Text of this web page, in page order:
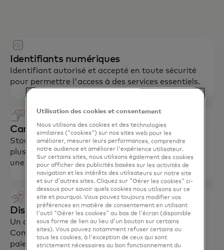
Identifiants numériques
Identifiant autorisé et accepté en toute sécurité
pour permettre l'access à des services essentiels.
Carte
Stockez les informations d'identification pour
plusieurs produits et données sur une carte avec
une option de paiement Mastercard.
Dispositif de point d'interaction (POI)
Un appareil intelligent avec le logiciel propriétaire
Community Pass qui permet l'acceptation des
paiements.
Utilisation des cookies et consentement
Nous utilisons des cookies et des technologies
similaires ("cookies") sur nos sites web pour les
améliorer, mesurer leurs performances, comprendre
notre audience et améliorer l'expérience utilisateur.
Sur certains sites, nous utilisons également des cookies
pour afficher des publicités basées sur les activités de
navigation et les intérêts des utilisateurs sur notre site
et sur d'autres sites. Cliquez sur "Gérer les cookies" ci-
dessous pour savoir quels cookies nous utilisons sur ce
site et pourquoi. Vous pouvez toujours modifier vos
préférences en matière de consentement en utilisant
l'outil "Gérer les cookies" au bas de l'écran (disponible
sous forme de lien au lieu d'un bouton sur certains
sites). Vous pouvez notamment refuser certains ou
tous les cookies, à l'exception de ceux qui sont
strictement nécessaires au bon fonctionnement du